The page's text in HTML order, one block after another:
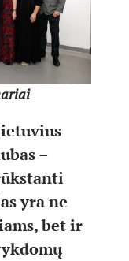
–
yra ne
bet ir